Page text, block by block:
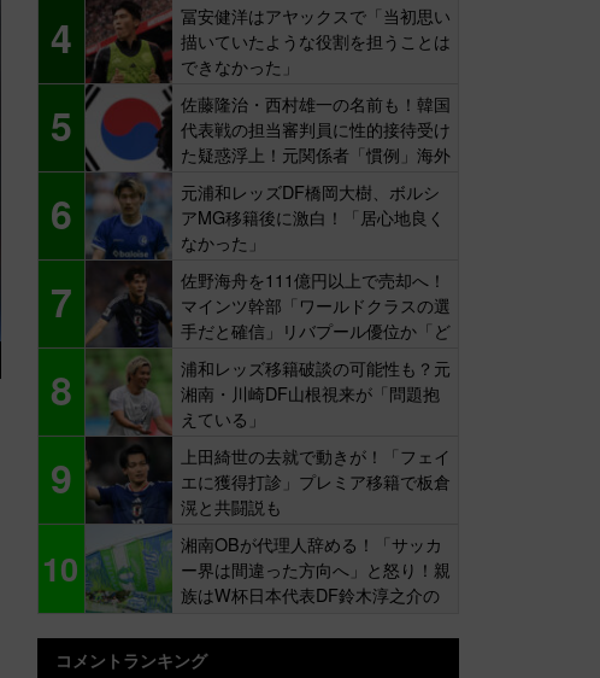
4
冨安健洋はアヤックスで「当初思い
描いていたような役割を担うことは
できなかった」
5
佐藤隆治・西村雄一の名前も！韓国
代表戦の担当審判員に性的接待受け
た疑惑浮上！元関係者「慣例」海外
6
元浦和レッズDF橋岡大樹、ボルシ
アMG移籍後に激白！「居心地良く
なかった」
7
佐野海舟を111億円以上で売却へ！
マインツ幹部「ワールドクラスの選
手だと確信」リバプール優位か「ど
ちらかだ」
8
浦和レッズ移籍破談の可能性も？元
湘南・川崎DF山根視来が「問題抱
えている」
9
上田綺世の去就で動きが！「フェイ
エに獲得打診」プレミア移籍で板倉
滉と共闘説も
10
湘南OBが代理人辞める！「サッカ
ー界は間違った方向へ」と怒り！親
族はW杯日本代表DF鈴木淳之介の
コメントランキング